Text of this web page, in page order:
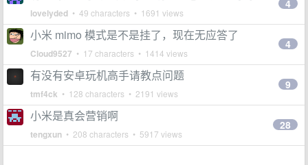
lovelyded • 49 characters • 1691 views
4
小米 mimo 模式是不是挂了，现在无应答了
Cloud9527 • 17 characters • 1414 views
4
有没有安卓玩机高手请教点问题
tmf4ck • 128 characters • 2191 views
9
小米是真会营销啊
tengxun • 208 characters • 5917 views
28